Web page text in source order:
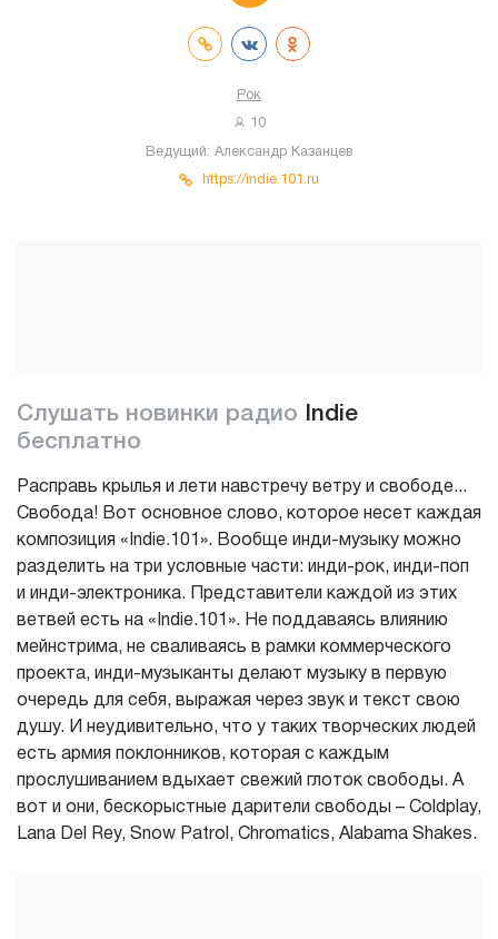
Рок
10
Ведущий: Александр Казанцев
https://indie.101.ru
Слушать новинки радио
Indie
бесплатно
Расправь крылья и лети навстречу ветру и свободе...
Свобода! Вот основное слово, которое несет каждая
композиция «Indie.101». Вообще инди-музыку можно
разделить на три условные части: инди-рок, инди-поп
и инди-электроника. Представители каждой из этих
ветвей есть на «Indie.101». Не поддаваясь влиянию
мейнстрима, не сваливаясь в рамки коммерческого
проекта, инди-музыканты делают музыку в первую
очередь для себя, выражая через звук и текст свою
душу. И неудивительно, что у таких творческих людей
есть армия поклонников, которая с каждым
прослушиванием вдыхает свежий глоток свободы. А
вот и они, бескорыстные дарители свободы – Coldplay,
Lana Del Rey, Snow Patrol, Chromatics, Alabama Shakes.